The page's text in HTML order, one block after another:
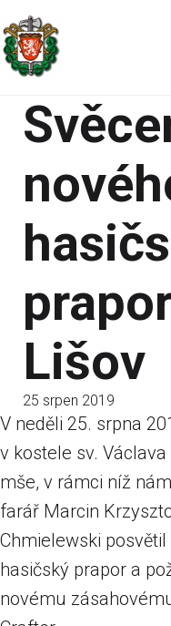
Lišov
25 srpen 2019
V neděli 25. srpna
v kostele sv. Václava
mše, v rámci níž
farář Marcin
Chmielewski posvětil
hasičský prapor a
novému